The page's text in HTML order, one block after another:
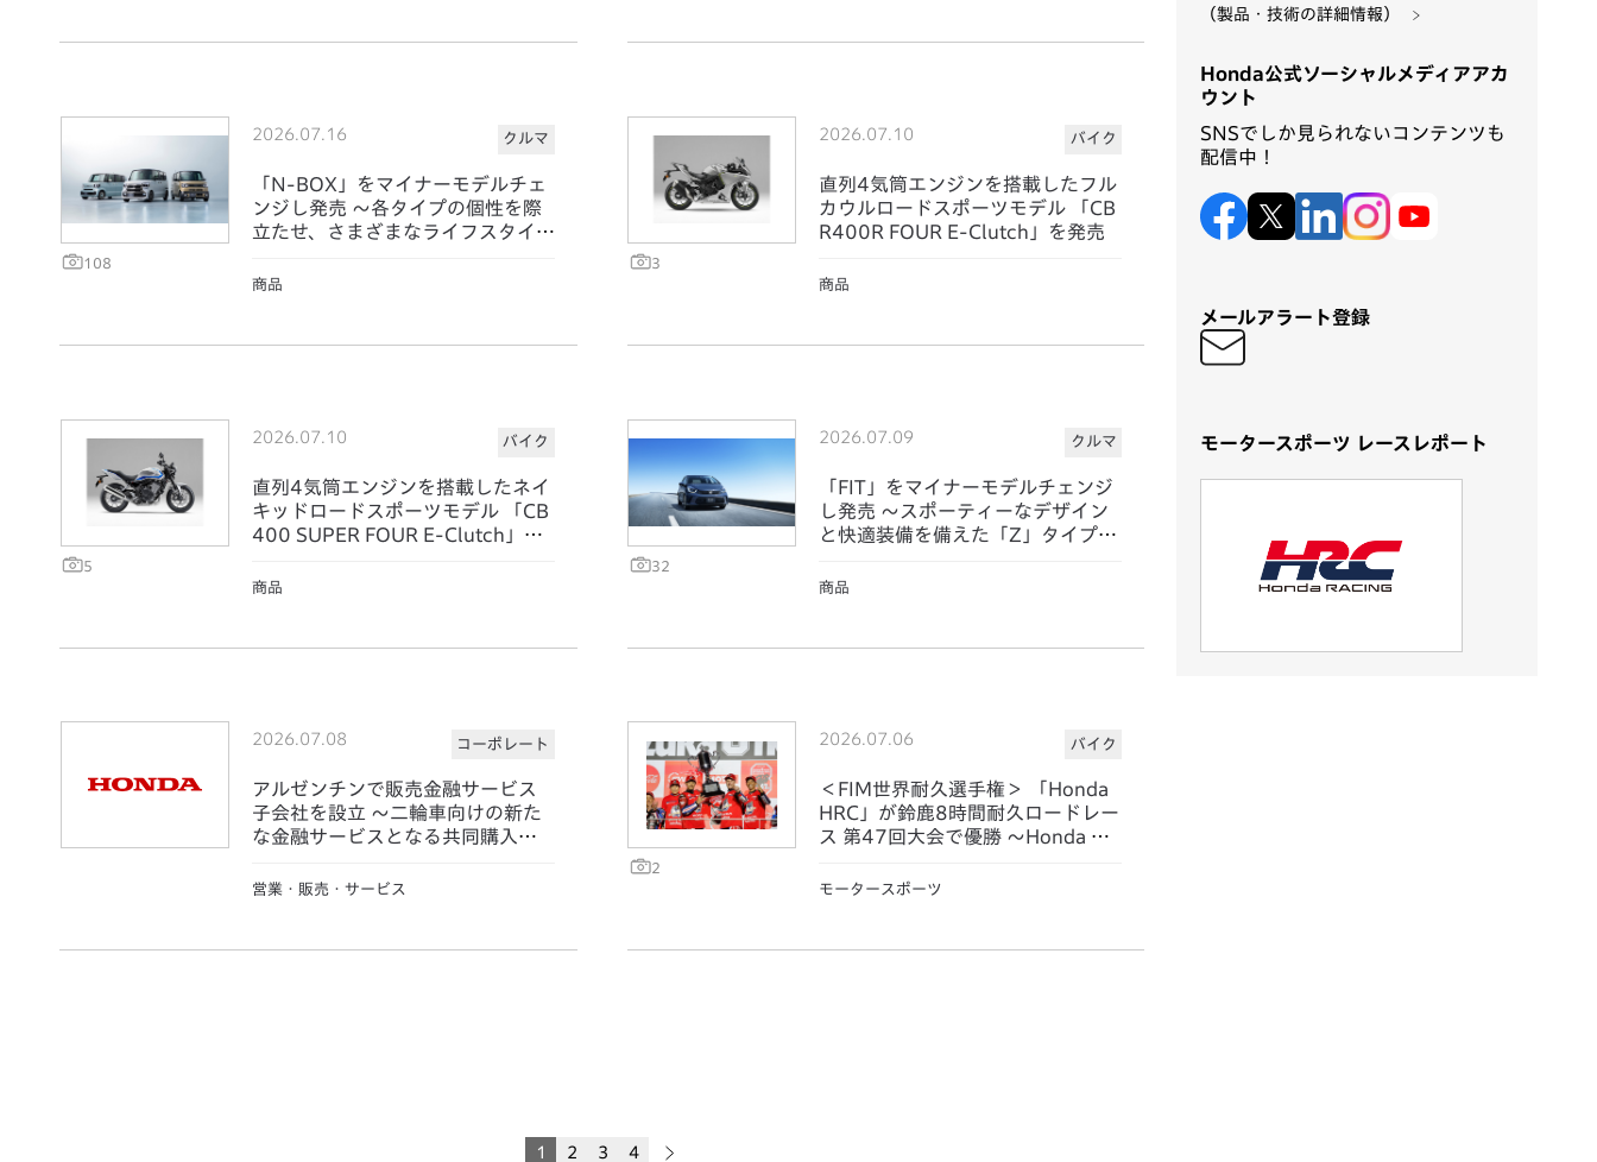
108
2026.07.16 クルマ
「N-BOX」をマイナーモデルチェ
ンジし発売 ～各タイプの個性を際
立たせ、さまざまなライフスタイル
商品
3
2026.07.10 バイク
直列4気筒エンジンを搭載したフル
カウルロードスポーツモデル 「CB
R400R FOUR E-Clutch」を発売
商品
5
2026.07.10 バイク
直列4気筒エンジンを搭載したネイ
キッドロードスポーツモデル 「CB
400 SUPER FOUR E-Clutch」を
商品
32
2026.07.09 クルマ
「FIT」をマイナーモデルチェンジ
し発売 ～スポーティーなデザイン
と快適装備を備えた「Z」タイプを
商品
2026.07.08 コーポレート
アルゼンチンで販売金融サービス
子会社を設立 ～二輪車向けの新た
な金融サービスとなる共同購入制
営業・販売・サービス
2
2026.07.06 バイク
＜FIM世界耐久選手権＞ 「Honda
HRC」が鈴鹿8時間耐久ロードレー
ス 第47回大会で優勝 ～Honda HR
成～
モータースポーツ
1 2 3 4
（製品・技術の詳細情報）
Honda公式ソーシャルメディアアカ
ウント
SNSでしか見られないコンテンツも
配信中！
メールアラート登録
モータースポーツ レースレポート